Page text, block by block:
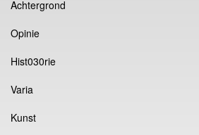
Achtergrond
Opinie
Hist030rie
Varia
Kunst